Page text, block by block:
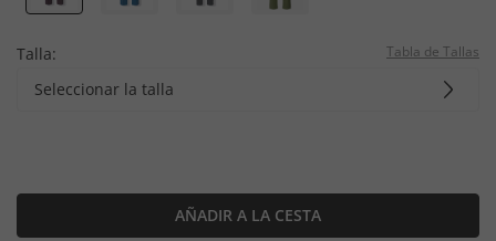
Talla: Tabla de Tallas
Seleccionar la talla
AÑADIR A LA CESTA